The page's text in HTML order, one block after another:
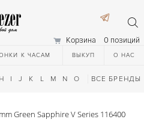
Корзина 0 позиций
К ЧАСАМ ВЫКУП О НАС
H I J K L M N O Q R S T
ВСЕ БРЕНДЫ
Green Sapphire V Series 116400